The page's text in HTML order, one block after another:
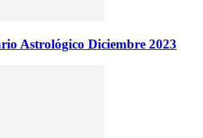
Astrológico Diciembre 2023